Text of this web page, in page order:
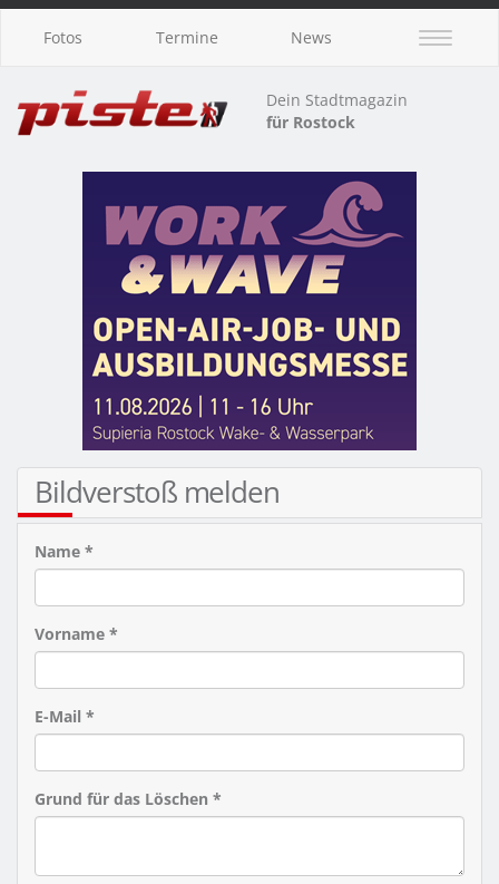
Fotos Termine News
Dein Stadtmagazin
für Rostock
Bildverstoß melden
Name *
Vorname *
E-Mail *
Grund für das Löschen *